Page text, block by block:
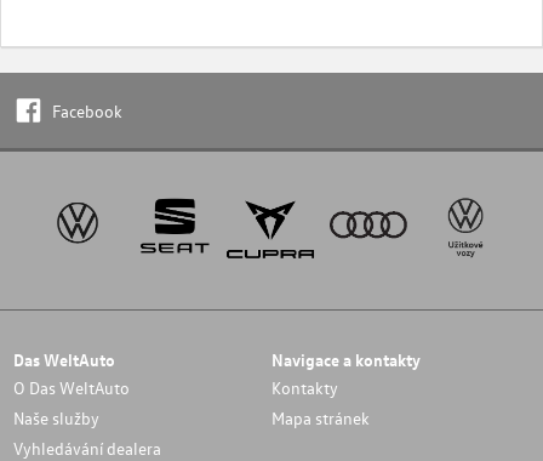
Facebook
Das WeltAuto
O Das WeltAuto
Naše služby
Vyhledávání dealera
Navigace a kontakty
Kontakty
Mapa stránek